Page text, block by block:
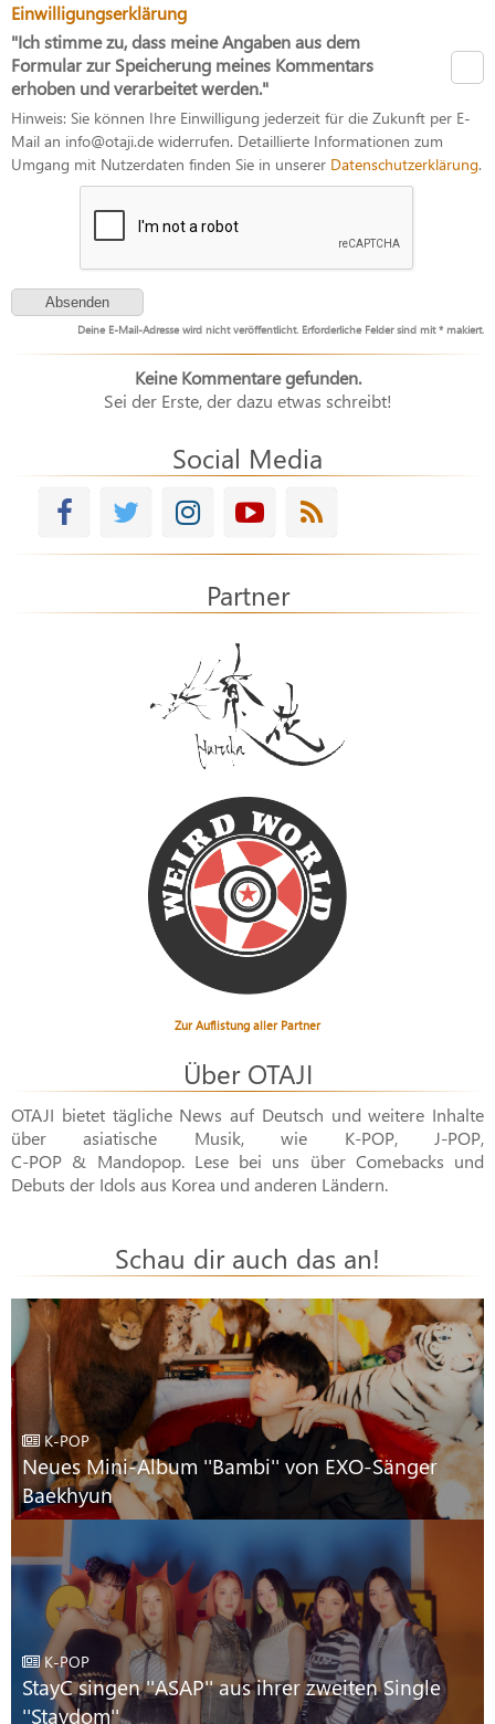
Einwilligungserklärung
"Ich stimme zu, dass meine Angaben aus dem
Formular zur Speicherung meines Kommentars
erhoben und verarbeitet werden."
Hinweis: Sie können Ihre Einwilligung jederzeit für die Zukunft per E-
Mail an info@otaji.de widerrufen. Detaillierte Informationen zum
Umgang mit Nutzerdaten finden Sie in unserer Datenschutzerklärung.
Deine E-Mail-Adresse wird nicht veröffentlicht. Erforderliche Felder sind mit * makiert.
Keine Kommentare gefunden.
Sei der Erste, der dazu etwas schreibt!
Social Media
Partner
Zur Auflistung aller Partner
Über OTAJI
OTAJI bietet tägliche News auf Deutsch und weitere Inhalte
über asiatische Musik, wie K-POP, J-POP,
C-POP & Mandopop. Lese bei uns über Comebacks und
Debuts der Idols aus Korea und anderen Ländern.
Schau dir auch das an!
K-POP
Neues Mini-Album ''Bambi'' von EXO-Sänger
Baekhyun
K-POP
StayC singen ''ASAP'' aus ihrer zweiten Single
''Staydom''